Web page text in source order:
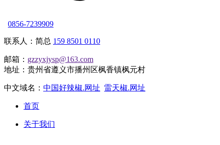
0856-7239909
联系人：简总 159 8501 0110
邮箱： gzzyxjysp@163.com
地址：贵州省遵义市播州区枫香镇枫元村
中文域名： 中国好辣椒.网址 雷天椒.网址
首页
关于我们